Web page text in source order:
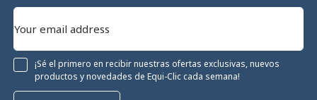
¡Sé el primero en recibir nuestras ofertas exclusivas, nuevos
productos y novedades de Equi-Clic cada semana!